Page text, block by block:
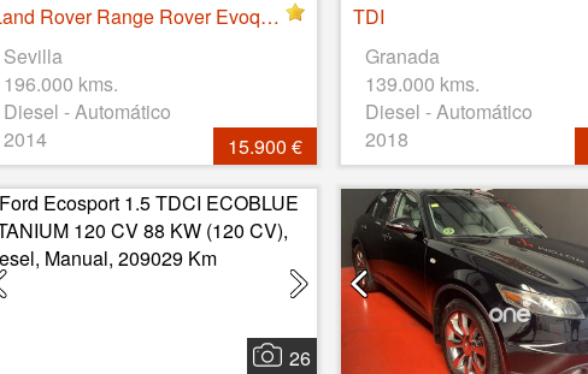
Land Rover Range Rover Evoque 2.2 TD4
Sevilla
196.000 kms.
Diesel - Automático
2014
15.900 €
TDI
Granada
139.000 kms.
Diesel - Automático
2018
26